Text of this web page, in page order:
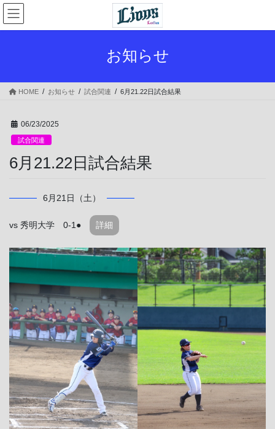
コ
ン
テ
ス
ナ
ビ
ゲ
ン
お知らせ
HOME お知らせ 試合関連 6月21.22日試合結果
06/23/2025
試合関連
6月21.22日試合結果
6月21日（土）
vs 秀明大学 0-1● 詳細